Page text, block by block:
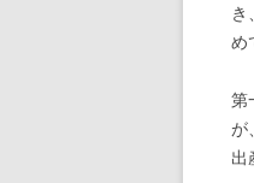
め
第
が
出